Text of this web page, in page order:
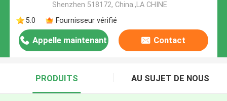
Shenzhen 518172, China.,LA CHINE
5.0
Fournisseur vérifié
Appelle maintenant Contact
PRODUITS AU SUJET DE NOUS